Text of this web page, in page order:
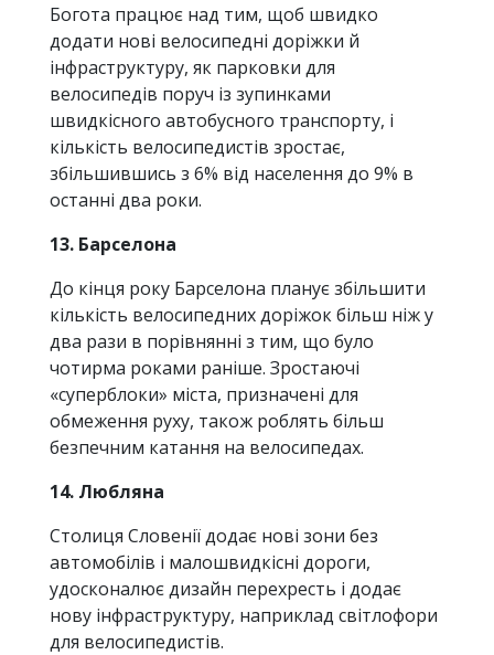
Богота працює над тим, щоб швидко
додати нові велосипедні доріжки й
інфраструктуру, як парковки для
велосипедів поруч із зупинками
швидкісного автобусного транспорту, і
кількість велосипедистів зростає,
збільшившись з 6% від населення до 9% в
останні два роки.
13. Барселона
До кінця року Барселона планує збільшити
кількість велосипедних доріжок більш ніж у
два рази в порівнянні з тим, що було
чотирма роками раніше. Зростаючі
«суперблоки» міста, призначені для
обмеження руху, також роблять більш
безпечним катання на велосипедах.
14. Любляна
Столиця Словенії додає нові зони без
автомобілів і малошвидкісні дороги,
удосконалює дизайн перехресть і додає
нову інфраструктуру, наприклад світлофори
для велосипедистів.